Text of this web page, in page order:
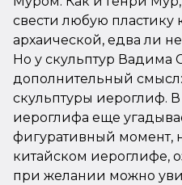
свести любую
архаической, едва ли
Но у скульптур Вадима
дополнительный смысл:
скульптуры иероглиф. В
иероглифа еще
фигуративный момент,
китайском иероглифе,
при желании можно